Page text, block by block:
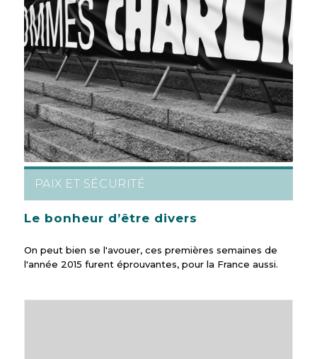
PAIX ET SÉCURITÉ
Le bonheur d’être divers
On peut bien se l'avouer, ces premières semaines de
l'année 2015 furent éprouvantes, pour la France aussi.